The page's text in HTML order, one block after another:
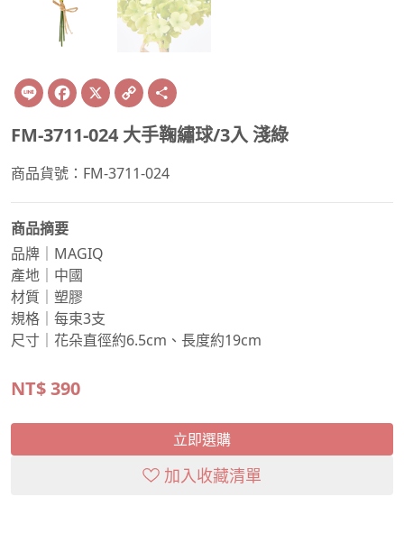
Line Facebook
X Copy
Link
FM-3711-024 大手鞠繡球/3入 淺綠
商品貨號：FM-3711-024
商品摘要
品牌｜MAGIQ
產地｜中國
材質｜塑膠
規格｜每束3支
尺寸｜花朵直徑約6.5cm、長度約19cm
NT$390
立即選購
加入收藏清單